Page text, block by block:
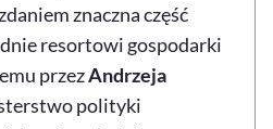
znaczna część
resortowi gospodarki
przezAndrzeja
polityki